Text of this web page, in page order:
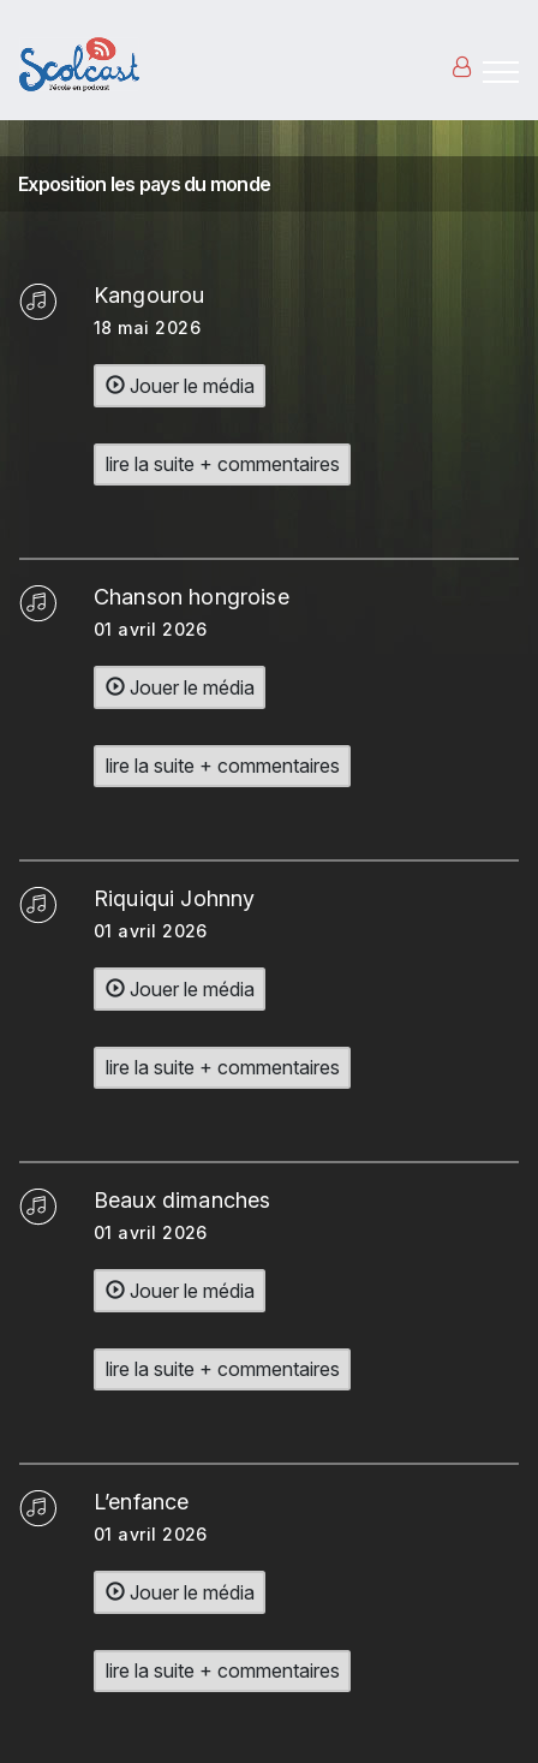
Exposition les pays du monde
Kangourou
18 mai 2026
Jouer le média
lire la suite + commentaires
Chanson hongroise
01 avril 2026
Jouer le média
lire la suite + commentaires
Riquiqui Johnny
01 avril 2026
Jouer le média
lire la suite + commentaires
Beaux dimanches
01 avril 2026
Jouer le média
lire la suite + commentaires
L’enfance
01 avril 2026
Jouer le média
lire la suite + commentaires